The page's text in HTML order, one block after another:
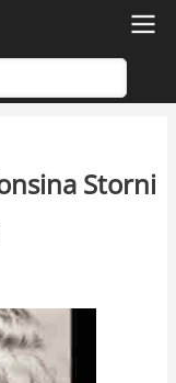
Storni